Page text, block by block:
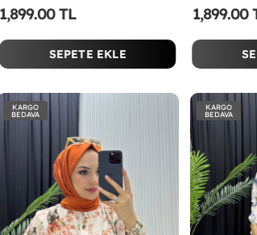
1,899.00 TL
SEPETE EKLE
1,899.00
KARGO
BEDAVA
KARGO
BEDAVA